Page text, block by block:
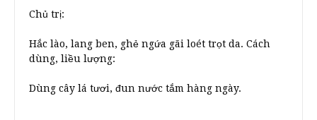
Chủ trị:
Hắc lào, lang ben, ghẻ ngứa gãi loét trọt da. Cách
dùng, liều lượng:
Dùng cây lá tươi, đun nước tắm hàng ngày.